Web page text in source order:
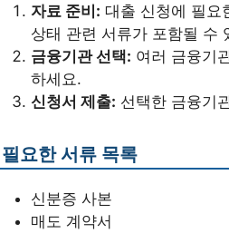
자료 준비: 대출 신청에 필요
상태 관련 서류가 포함될 수
금융기관 선택: 여러 금융기
하세요.
신청서 제출: 선택한 금융기
필요한 서류 목록
신분증 사본
매도 계약서